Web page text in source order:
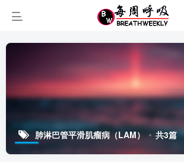
肺淋巴管平滑肌瘤病（LAM） 共3篇